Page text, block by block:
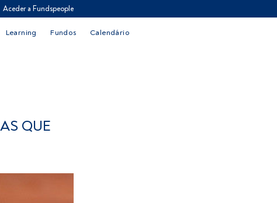
Aceder a Fundspeople
Learning Fundos Calendário
QUE